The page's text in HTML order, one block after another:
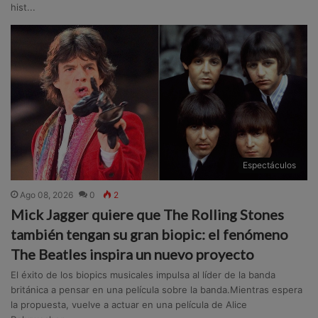
hist...
Espectáculos
Ago 08, 2026 0 2
Mick Jagger quiere que The Rolling Stones
también tengan su gran biopic: el fenómeno
The Beatles inspira un nuevo proyecto
El éxito de los biopics musicales impulsa al líder de la banda
británica a pensar en una película sobre la banda.Mientras espera
la propuesta, vuelve a actuar en una película de Alice